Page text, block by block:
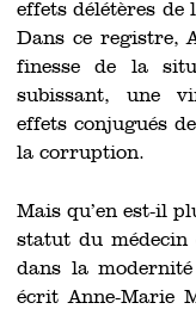
effets délétères
Dans ce registre,
finesse de la
subissant, une
effets conjugués
la corruption.
Mais qu’en est-il
statut du médecin
dans la
écrit Anne-Marie